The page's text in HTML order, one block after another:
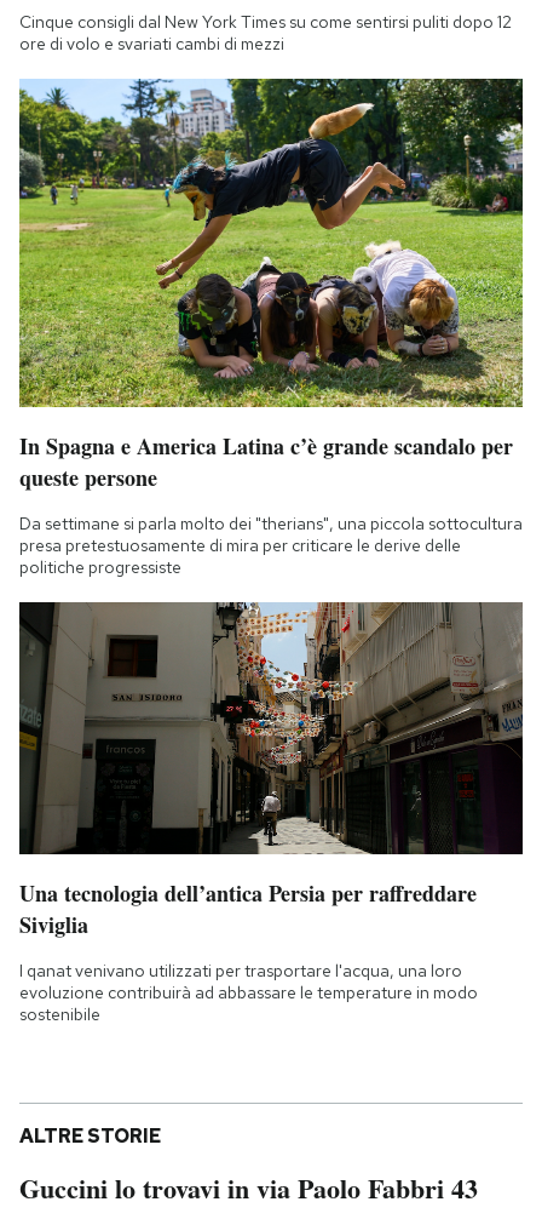
Cinque consigli dal New York Times su come sentirsi puliti dopo 12
ore di volo e svariati cambi di mezzi
In Spagna e America Latina c’è grande scandalo per
queste persone
Da settimane si parla molto dei "therians", una piccola sottocultura
presa pretestuosamente di mira per criticare le derive delle
politiche progressiste
Una tecnologia dell’antica Persia per raffreddare
Siviglia
I qanat venivano utilizzati per trasportare l'acqua, una loro
evoluzione contribuirà ad abbassare le temperature in modo
sostenibile
ALTRE STORIE
Guccini lo trovavi in via Paolo Fabbri 43